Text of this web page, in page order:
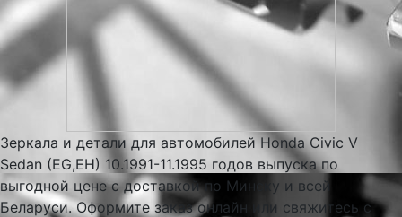
Зеркала и детали для автомобилей Honda Civic V
Sedan (EG,EH) 10.1991-11.1995 годов выпуска по
выгодной цене с доставкой по Минску и всей
Беларуси. Оформите заказ онлайн или свяжитесь с